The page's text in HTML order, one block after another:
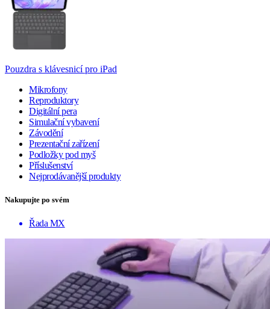
Pouzdra s klávesnicí pro iPad
Mikrofony
Reproduktory
Digitální pera
Simulační vybavení
Závodění
Prezentační zařízení
Podložky pod myš
Příslušenství
Nejprodávanější produkty
Nakupujte po svém
Řada MX